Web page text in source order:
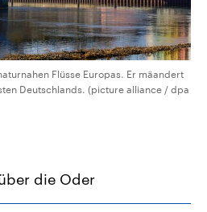
Flüsse Europas. Er mäandert
Deutschlands. (picture alliance / dpa
die Oder